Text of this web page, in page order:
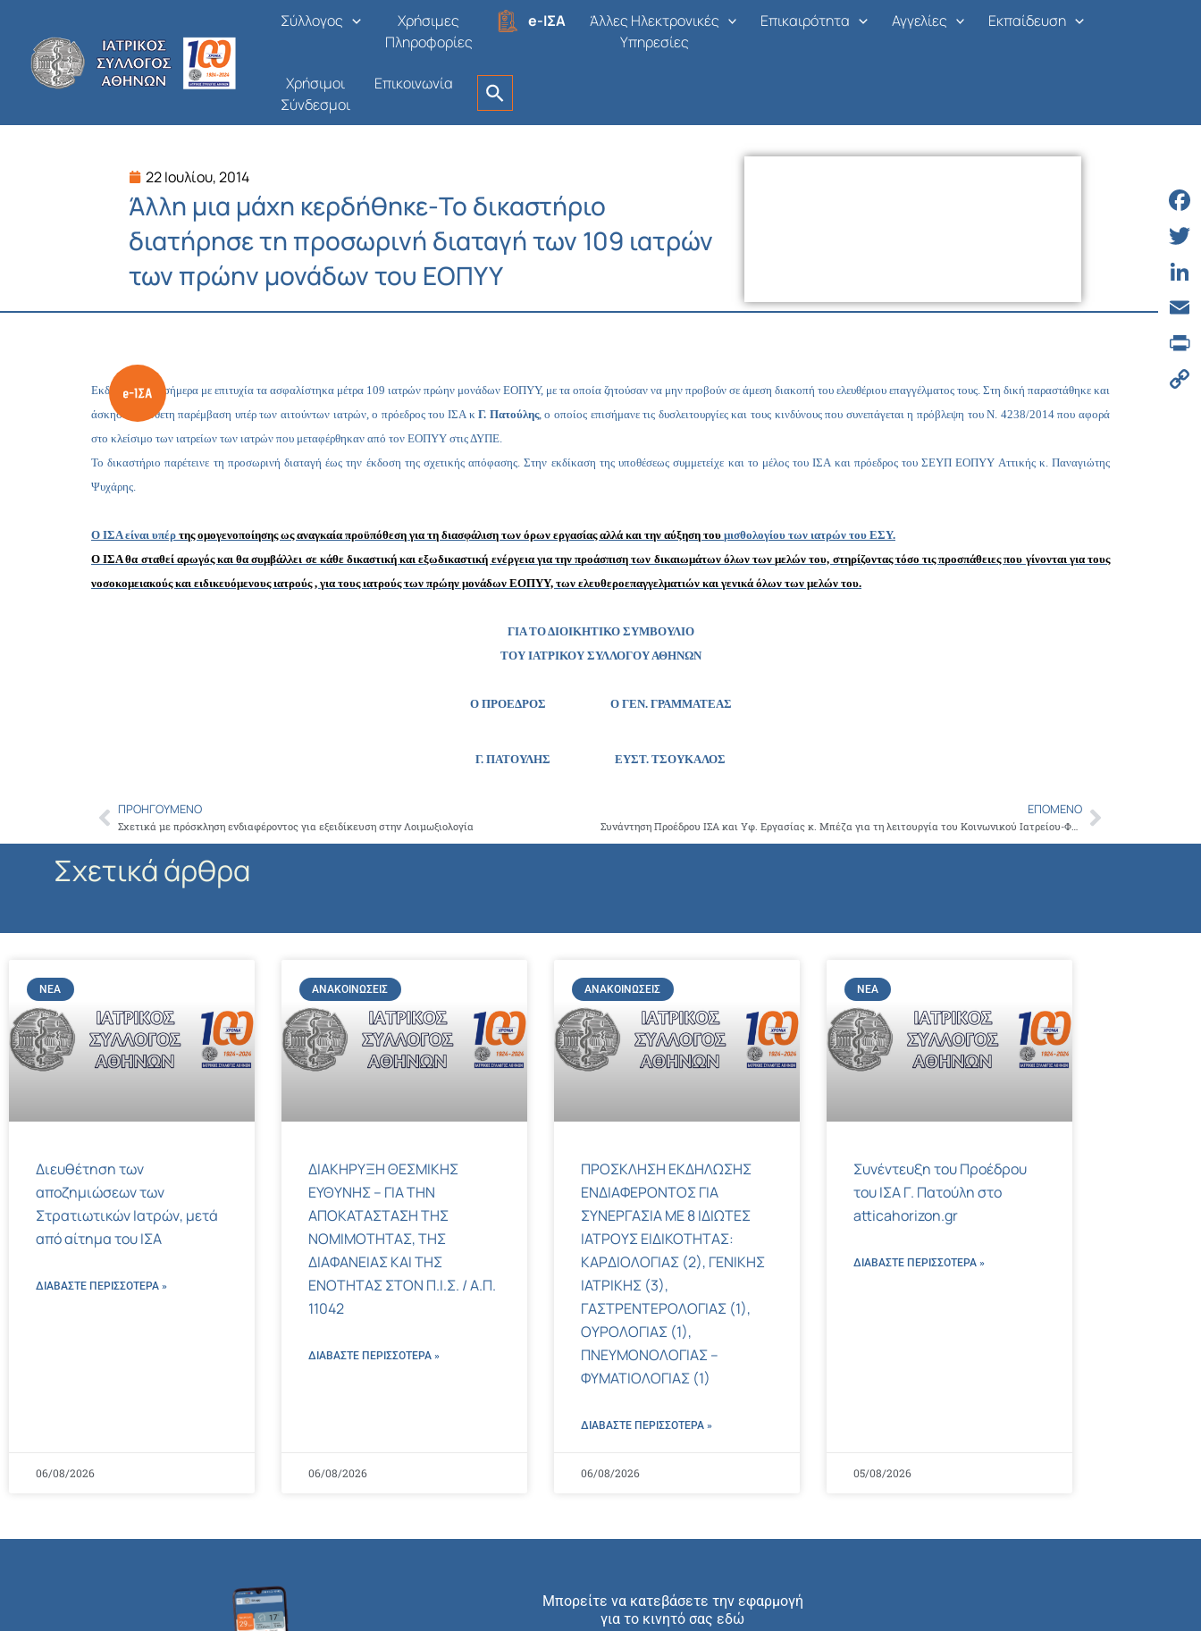
περιεχόμενο
Σύλλογος
Χρήσιμες
Πληροφορίες
e-ΙΣΑ
Άλλες Ηλεκτρονικές
Υπηρεσίες
Επικαιρότητα Αγγελίες Εκπαίδευση
Χρήσιμοι
Σύνδεσμοι
Επικοινωνία
22 Ιουλίου, 2014
Άλλη μια μάχη κερδήθηκε-Το δικαστήριο
διατήρησε τη προσωρινή διαταγή των 109 ιατρών
των πρώην μονάδων του ΕΟΠΥΥ
Εκδικάστηκαν σήμερα με επιτυχία τα ασφαλίστηκα μέτρα 109 ιατρών πρώην μονάδων ΕΟΠΥΥ, με τα οποία ζητούσαν να μην προβούν σε άμεση διακοπή του ελευθέριου επαγγέλματος τους. Στη δική παραστάθηκε και
άσκησε πρόσθετη παρέμβαση υπέρ των αιτούντων ιατρών, ο πρόεδρος του ΙΣΑ κΓ. Πατούλης, ο οποίος επισήμανε τις δυσλειτουργίες και τους κινδύνους που συνεπάγεται η πρόβλεψη του Ν. 4238/2014 που αφορά
στο κλείσιμο των ιατρείων των ιατρών που μεταφέρθηκαν από τον ΕΟΠΥΥ στις ΔΥΠΕ.
Το δικαστήριο παρέτεινε τη προσωρινή διαταγή έως την έκδοση της σχετικής απόφασης. Στην εκδίκαση της υποθέσεως συμμετείχε και το μέλος του ΙΣΑ και πρόεδρος του ΣΕΥΠ ΕΟΠΥΥ Αττικής κ. Παναγιώτης
Ψυχάρης.
Ο ΙΣΑ είναι υπέρ της ομογενοποίησης ως αναγκαία προϋπόθεση για τη διασφάλιση των όρων εργασίας αλλά και την αύξηση του μισθολογίου των ιατρών του ΕΣΥ.
Ο ΙΣΑ θα σταθεί αρωγός και θα συμβάλλει σε κάθε δικαστική και εξωδικαστική ενέργεια για την προάσπιση των δικαιωμάτων όλων των μελών του, στηρίζοντας τόσο τις προσπάθειες που γίνονται για τους
νοσοκομειακούς και ειδικευόμενους ιατρούς , για τους ιατρούς των πρώην μονάδων ΕΟΠΥΥ, των ελευθεροεπαγγελματιών και γενικά όλων των μελών του.
ΓΙΑ ΤΟ ΔΙΟΙΚΗΤΙΚΟ ΣΥΜΒΟΥΛΙΟ
ΤΟΥ ΙΑΤΡΙΚΟΥ ΣΥΛΛΟΓΟΥ ΑΘΗΝΩΝ
Ο ΠΡΟΕΔΡΟΣ Ο ΓΕΝ. ΓΡΑΜΜΑΤΕΑΣ
Γ. ΠΑΤΟΥΛΗΣ ΕΥΣΤ. ΤΣΟΥΚΑΛΟΣ
Prev
ΠΡΟΗΓΟΎΜΕΝΟ
Σχετικά με πρόσκληση ενδιαφέροντος για εξειδίκευση στην Λοιμωξιολογία
ΕΠΌΜΕΝΟ
Συνάντηση Προέδρου ΙΣΑ και Υφ. Εργασίας κ. Μπέζα για τη λειτουργία του Κοινωνικού Ιατρείου-Φαρμακείου Δήμου Φιλιατών Next
Σχετικά άρθρα
ΝΈΑ
Διευθέτηση των
αποζημιώσεων των
Στρατιωτικών Ιατρών, μετά
από αίτημα του ΙΣΑ
ΔΙΑΒΑΣΤΕ ΠΕΡΙΣΣΌΤΕΡΑ »
06/08/2026
ΑΝΑΚΟΙΝΏΣΕΙΣ
ΔΙΑΚΗΡΥΞΗ ΘΕΣΜΙΚΗΣ
ΕΥΘΥΝΗΣ – ΓΙΑ ΤΗΝ
ΑΠΟΚΑΤΑΣΤΑΣΗ ΤΗΣ
ΝΟΜΙΜΟΤΗΤΑΣ, ΤΗΣ
ΔΙΑΦΑΝΕΙΑΣ ΚΑΙ ΤΗΣ
ΕΝΟΤΗΤΑΣ ΣΤΟΝ Π.Ι.Σ. / Α.Π.
11042
ΔΙΑΒΑΣΤΕ ΠΕΡΙΣΣΌΤΕΡΑ »
06/08/2026
ΑΝΑΚΟΙΝΏΣΕΙΣ
ΠΡΟΣΚΛΗΣΗ ΕΚΔΗΛΩΣΗΣ
ΕΝΔΙΑΦΕΡΟΝΤΟΣ ΓΙΑ
ΣΥΝΕΡΓΑΣΙΑ ΜΕ 8 ΙΔΙΩΤΕΣ
ΙΑΤΡΟΥΣ ΕΙΔΙΚΟΤΗΤΑΣ:
ΚΑΡΔΙΟΛΟΓΙΑΣ (2), ΓΕΝΙΚΗΣ
ΙΑΤΡΙΚΗΣ (3),
ΓΑΣΤΡΕΝΤΕΡΟΛΟΓΙΑΣ (1),
ΟΥΡΟΛΟΓΙΑΣ (1),
ΠΝΕΥΜΟΝΟΛΟΓΙΑΣ –
ΦΥΜΑΤΙΟΛΟΓΙΑΣ (1)
ΔΙΑΒΑΣΤΕ ΠΕΡΙΣΣΌΤΕΡΑ »
06/08/2026
ΝΈΑ
Συνέντευξη του Προέδρου
του ΙΣΑ Γ. Πατούλη στο
atticahorizon.gr
ΔΙΑΒΑΣΤΕ ΠΕΡΙΣΣΌΤΕΡΑ »
05/08/2026
Μπορείτε να κατεβάσετε την εφαρμογή
για το κινητό σας εδώ
Email
Print